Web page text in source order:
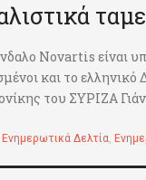
Novartis είναι
και το
του ΣΥΡΙΖΑ
Ενημερωτικά Δελτία,